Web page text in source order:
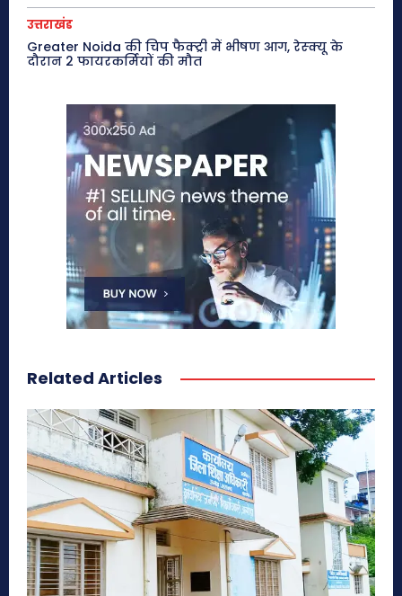
उत्तराखंड
Greater Noida की चिप फैक्ट्री में भीषण आग, रेस्क्यू के
दौरान 2 फायरकर्मियों की मौत
Related Articles